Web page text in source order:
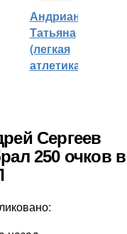
Андрианова
Татьяна
(легкая
атлетика)
Сергеев
250 очков в